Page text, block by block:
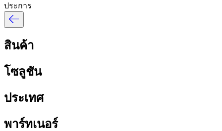
ประการ​​
สินค้า​​
โซลูชัน​​
ประเทศ​​
พาร์ทเนอร์​​